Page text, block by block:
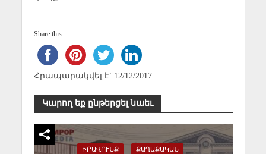
Share this...
Հրապարակվել է` 12/12/2017
Կարող եք ընթերցել նաեւ
ԻՐԱՎՈՒՆՔ ՔԱՂԱՔԱԿԱՆ